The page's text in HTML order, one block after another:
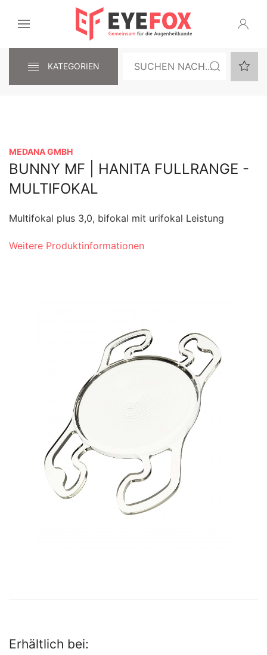
KATEGORIEN
MEDANA GMBH
BUNNY MF | HANITA FULLRANGE -
MULTIFOKAL
Multifokal plus 3,0, bifokal mit urifokal Leistung
Weitere Produktinformationen
Erhältlich bei: